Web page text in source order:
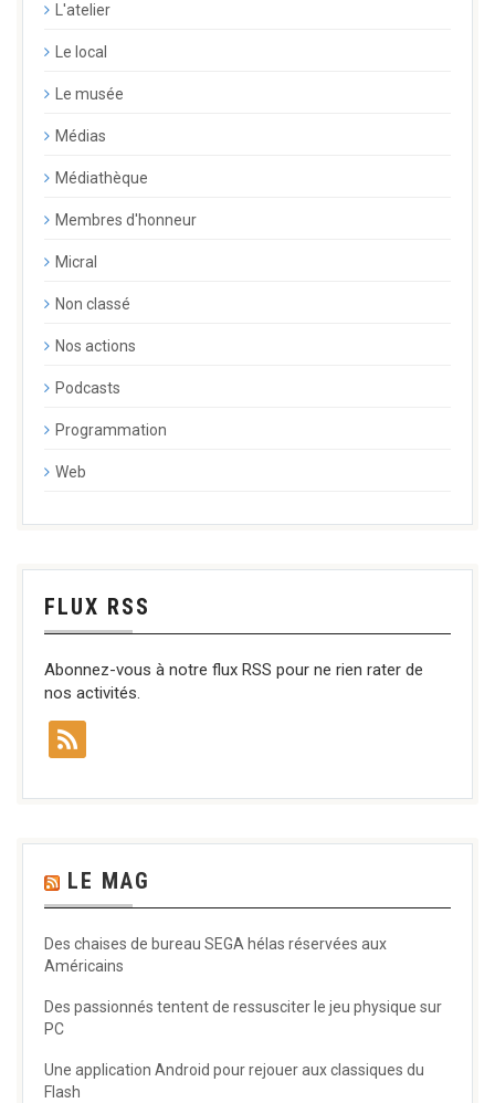
L'atelier
Le local
Le musée
Médias
Médiathèque
Membres d'honneur
Micral
Non classé
Nos actions
Podcasts
Programmation
Web
FLUX RSS
Abonnez-vous à notre flux RSS pour ne rien rater de
nos activités.
LE MAG
Des chaises de bureau SEGA hélas réservées aux
Américains
Des passionnés tentent de ressusciter le jeu physique sur
PC
Une application Android pour rejouer aux classiques du
Flash